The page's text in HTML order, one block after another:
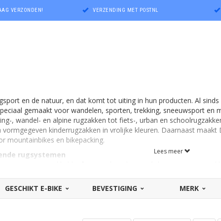
VERZONDEN! VERZENDING MET POSTNL
en de natuur, en dat komt tot uiting in hun producten. Al
gemaakt voor wandelen, sporten, trekking, sneeuwsport en
, wandel- en alpine rugzakken tot fiets-, urban en
kinderrugzakken in vrolijke kleuren. Daarnaast
mountainbikes en bikepacking.
rugsystemen
-systeem zit direct op het lichaam, met het gewicht vlakbij
van zware lasten en voor een moeilijker terrein. Het
Airstripes
-
En het lichtgewicht
Lees meer
GESCHIKT E-BIKE BEVESTIGING MERK